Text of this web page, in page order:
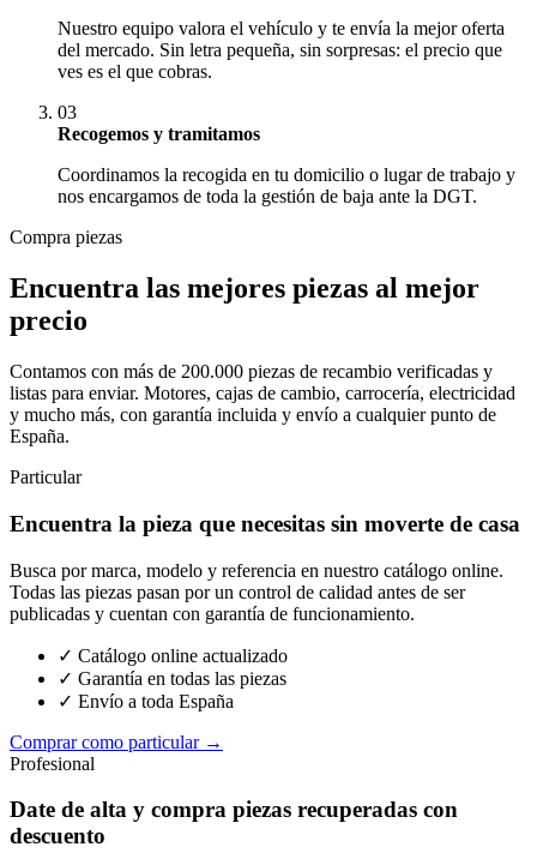
Nuestro equipo valora el vehículo y te envía la mejor oferta
del mercado. Sin letra pequeña, sin sorpresas: el precio que
ves es el que cobras.
03
Recogemos y tramitamos
Coordinamos la recogida en tu domicilio o lugar de trabajo y
nos encargamos de toda la gestión de baja ante la DGT.
Compra piezas
Encuentra las mejores piezas al mejor
precio
Contamos con más de 200.000 piezas de recambio verificadas y
listas para enviar. Motores, cajas de cambio, carrocería, electricidad
y mucho más, con garantía incluida y envío a cualquier punto de
España.
Particular
Encuentra la pieza que necesitas sin moverte de casa
Busca por marca, modelo y referencia en nuestro catálogo online.
Todas las piezas pasan por un control de calidad antes de ser
publicadas y cuentan con garantía de funcionamiento.
✓ Catálogo online actualizado
✓ Garantía en todas las piezas
✓ Envío a toda España
Comprar como particular →
Profesional
Date de alta y compra piezas recuperadas con
descuento